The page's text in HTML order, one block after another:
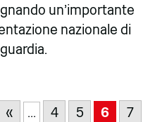
un'importante
nazionale di
« ... 4 5 6
7